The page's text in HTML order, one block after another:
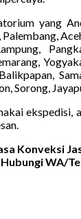
yang
Sorong,
ekspedisi,
Konveksi
WA/